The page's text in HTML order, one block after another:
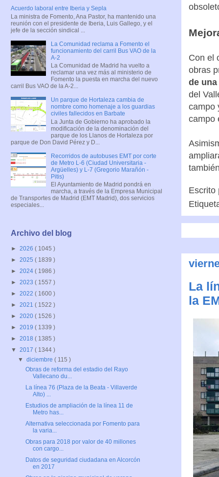
Con el
obras
de
del
campo
campo
La
la
Acuerdo laboral entre Iberia y Sepla
La ministra de Fomento, Ana Pastor, ha mantenido una
reunión con el presidente de Iberia, Luis Gallego, y el
jefe de la sección sindical ...
La Comunidad reclama a Fomento el
funcionamiento del carril Bus VAO de la
A-2
La Comunidad de Madrid ha vuelto a
reclamar una vez más al ministerio de
Fomento la puesta en marcha del nuevo
carril Bus VAO de la A-2...
Un parque de Hortaleza cambia de
nombre como homenaje a los guardias
civiles fallecidos en Barbate
La Junta de Gobierno ha aprobado la
modificación de la denominación del
parque de los Llanos de Hortaleza por
parque de Don David Pérez y D...
Recorridos de autobuses EMT por corte
de Metro L-6 (Ciudad Universitaria -
Argüelles) y L-7 (Gregorio Marañón -
Pitis)
El Ayuntamiento de Madrid pondrá en
marcha, a través de la Empresa Municipal
de Transportes de Madrid (EMT Madrid), dos servicios
especiales...
Archivo del blog
► 2026 ( 1045 )
► 2025 ( 1839 )
► 2024 ( 1986 )
► 2023 ( 1557 )
► 2022 ( 1600 )
► 2021 ( 1522 )
► 2020 ( 1526 )
► 2019 ( 1339 )
► 2018 ( 1385 )
▼ 2017 ( 1344 )
▼diciembre( 115 )
Obras de reforma del estadio del Rayo
Vallecano du...
La línea 76 (Plaza de la Beata - Villaverde
Alto) ...
Estudios de ampliación de la línea 11 de
Metro has...
Alternativa seleccionada por Fomento para
la varia...
Obras para 2018 por valor de 40 millones
con cargo...
Datos de seguridad ciudadana en Alcorcón
en 2017